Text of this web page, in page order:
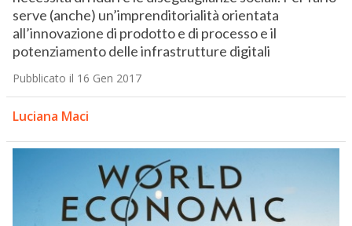
serve (anche) un’imprenditorialità orientata
all’innovazione di prodotto e di processo e il
potenziamento delle infrastrutture digitali
Pubblicato il 16 Gen 2017
Luciana Maci